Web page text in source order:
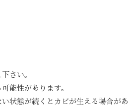
さい。
能性があります。
状態が続くとカビが生える場合があ